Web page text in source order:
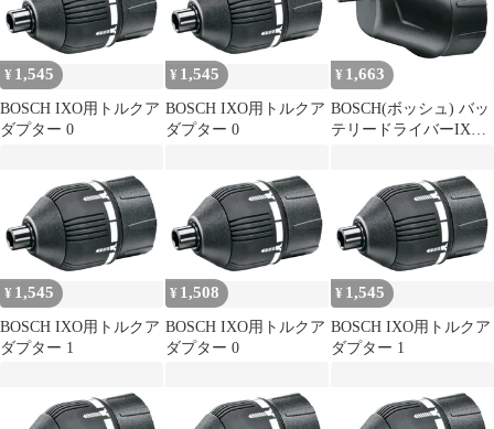
¥ 1,545
BOSCH IXO用トルクア
ダプター 0
¥ 1,545
BOSCH IXO用トルクア
ダプター 0
¥ 1,663
BOSCH(ボッシュ) バッ
テリードライバーIXO
¥ 1,545
BOSCH IXO用トルクア
ダプター 1
¥ 1,508
BOSCH IXO用トルクア
ダプター 0
¥ 1,545
BOSCH IXO用トルクア
ダプター 1